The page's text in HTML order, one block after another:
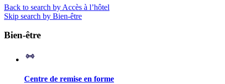
Back to search by Accès à l’hôtel
Skip search by Bien-être
Bien-être
Centre de remise en forme